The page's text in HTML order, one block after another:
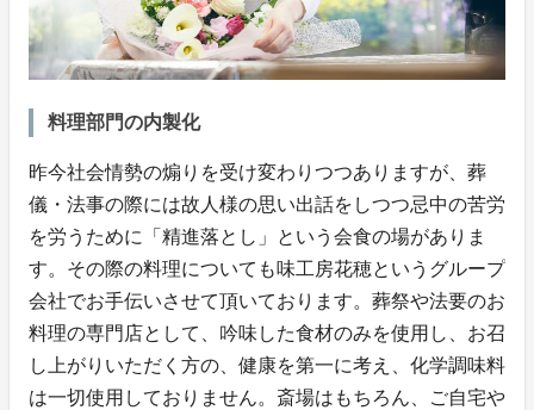
料理部門の内製化
昨今社会情勢の煽りを受け変わりつつありますが、葬
儀・法事の際には故人様の思い出話をしつつ忌中の苦労
を労うために「精進落とし」という会食の場がありま
す。その際の料理についても味工房花穂というグループ
会社でお手伝いさせて頂いております。葬祭や法要のお
料理の専門店として、吟味した食材のみを使用し、お召
し上がりいただく方の、健康を第一に考え、化学調味料
は一切使用しておりません。斎場はもちろん、ご自宅や